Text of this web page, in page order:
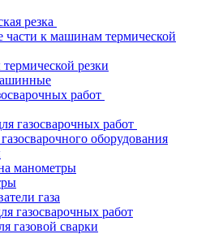
резка
части к машинам термической
резки
работ
газосварочных работ
оборудования
манометры
газа
газосварочных работ
газовой сварки